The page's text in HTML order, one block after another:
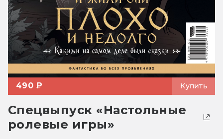
490 ₽ Купить
Спецвыпуск «Настольные
ролевые игры»